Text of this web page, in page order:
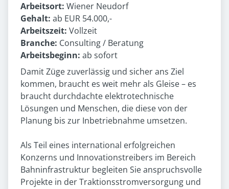
Arbeitsort: Wiener Neudorf
Gehalt: ab EUR 54.000,-
Arbeitszeit: Vollzeit
Branche: Consulting / Beratung
Arbeitsbeginn: ab sofort
Damit Züge zuverlässig und sicher ans Ziel
kommen, braucht es weit mehr als Gleise – es
braucht durchdachte elektrotechnische
Lösungen und Menschen, die diese von der
Planung bis zur Inbetriebnahme umsetzen.
Als Teil eines international erfolgreichen
Konzerns und Innovationstreibers im Bereich
Bahninfrastruktur begleiten Sie anspruchsvolle
Projekte in der Traktionsstromversorgung und